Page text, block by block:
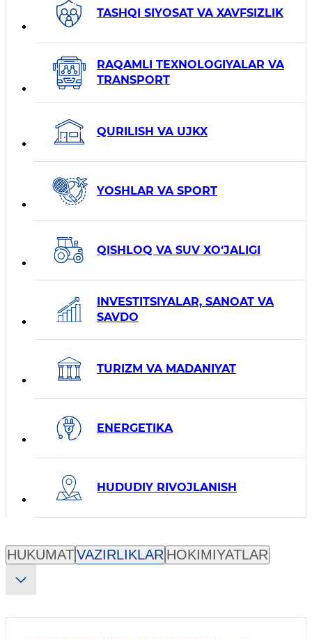
TASHQI SIYOSAT VA XAVFSIZLIK
RAQAMLI TEXNOLOGIYALAR VA
TRANSPORT
QURILISH VA UJKX
YOSHLAR VA SPORT
QISHLOQ VA SUV XO‘JALIGI
INVESTITSIYALAR, SANOAT VA
SAVDO
TURIZM VA MADANIYAT
ENERGETIKA
HUDUDIY RIVOJLANISH
Вкладки органов власти
HUKUMATVAZIRLIKLAR HOKIMIYATLAR